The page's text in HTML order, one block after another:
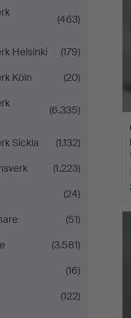
(463)
Helsinki
(179)
Köln
(20)
(6.335)
Sickla
(1.132)
(1.223)
(24)
(51)
(3.581)
(16)
(122)